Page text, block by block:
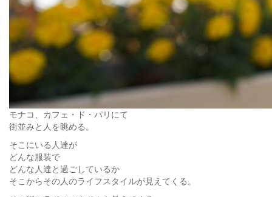
モナコ、カフェ・ド・パリにて
街並みと人を眺める。
そこにいる人達が
どんな服装で
どんな人達と過ごしているか
そこからその人のライフスタイルが見えてくる。